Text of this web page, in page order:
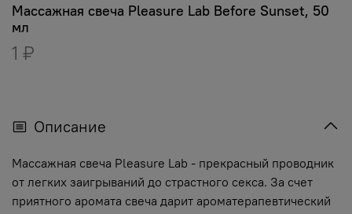
Массажная свеча Pleasure Lab Before Sunset, 50
мл
1 ₽
Описание
Массажная свеча Pleasure Lab - прекрасный проводник
от легких заигрываний до страстного секса. За счет
приятного аромата свеча дарит ароматерапевтический